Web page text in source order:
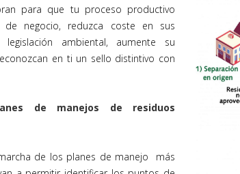
para que tu proceso productivo
de negocio, reduzca coste en sus
ambiental, aumente su
en ti un sello distintivo con
de manejos de residuos
de los planes de manejo más